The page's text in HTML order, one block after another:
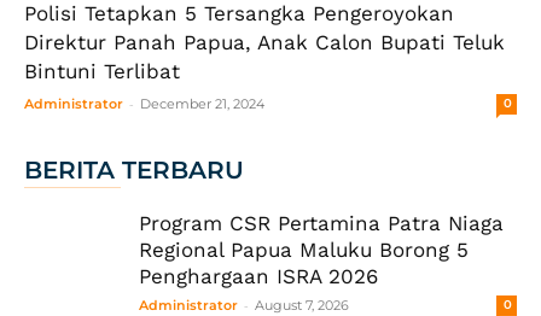
Polisi Tetapkan 5 Tersangka Pengeroyokan
Direktur Panah Papua, Anak Calon Bupati Teluk
Bintuni Terlibat
Administrator - December 21, 2024 0
BERITA TERBARU
Program CSR Pertamina Patra Niaga
Regional Papua Maluku Borong 5
Penghargaan ISRA 2026
Administrator - August 7, 2026 0